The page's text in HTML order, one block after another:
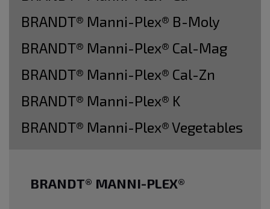
BRANDT® Manni-Plex® B-Moly
BRANDT® Manni-Plex® Cal-Mag
BRANDT® Manni-Plex® Cal-Zn
BRANDT® Manni-Plex® K
BRANDT® Manni-Plex® Vegetables
BRANDT® MANNI-PLEX®